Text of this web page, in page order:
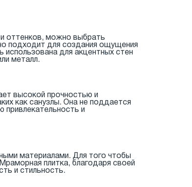
оттенков, можно выбрать
подходит для создания ощущения
для акцентных стен
металл.
высокой прочностью и
как санузлы. Она не поддается
привлекательность и
материалами. Для того чтобы
плитка, благодаря своей
и стильность.